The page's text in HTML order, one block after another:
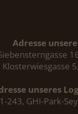
Adresse
Klosterwiesgasse
unseres
243, GHI-Park-